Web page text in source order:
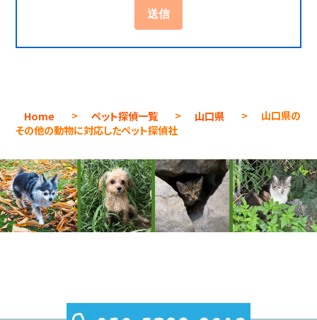
Home > ペット探偵一覧 > 山口県 >
山口県の
その他の動物に対応したペット探偵社